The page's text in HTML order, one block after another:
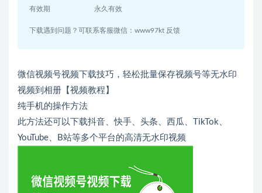
有效期 永久有效
下载遇到问题？可联系客服微信：www97kt 反馈
微信视频号视频下载技巧，轻松批量保存视频号等无水印
视频到相册【视频教程】
纯手机的操作方法
此方法还可以下载抖音、快手、头条、西瓜、TikTok、
YouTube、B站等多个平台的高清无水印视频